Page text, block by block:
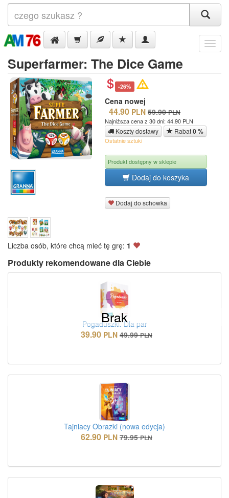
Menu
Superfarmer: The Dice Game
-26%
Cena nowej
44.90 PLN 59.90 PLN
Najniższa cena z 30 dni: 44.90 PLN
Koszty dostawy Rabat0 %
Ostatnie sztuki
Produkt dostępny w sklepie
Dodaj do koszyka
Dodaj do schowka
Liczba osób, które chcą mieć tę grę: 1
Produkty rekomendowane dla Ciebie
Brak
Pogaduszki. Dla par
39.90 PLN 49.99 PLN
Tajniacy Obrazki (nowa edycja)
62.90 PLN 79.95 PLN